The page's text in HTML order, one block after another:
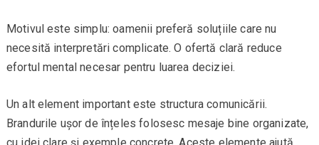
Motivul este simplu: oamenii preferă soluțiile care nu
necesită interpretări complicate. O ofertă clară reduce
efortul mental necesar pentru luarea deciziei.
Un alt element important este structura comunicării.
Brandurile ușor de înțeles folosesc mesaje bine organizate,